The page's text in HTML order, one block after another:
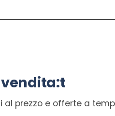
vendita:t
prezzo e offerte a